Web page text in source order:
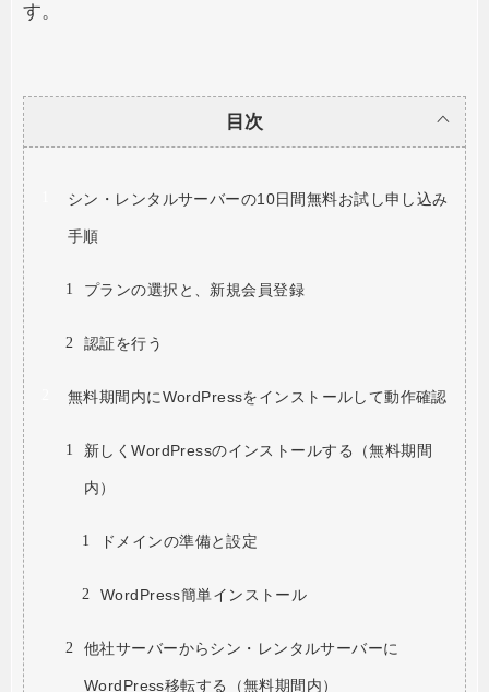
す。
目次
シン・レンタルサーバーの10日間無料お試し申し込み
手順
プランの選択と、新規会員登録
認証を行う
無料期間内にWordPressをインストールして動作確認
新しくWordPressのインストールする（無料期間
内）
ドメインの準備と設定
WordPress簡単インストール
他社サーバーからシン・レンタルサーバーに
WordPress移転する（無料期間内）